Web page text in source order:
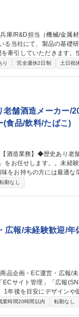
牽引していただきます
活かしながら協力し合います。
人気の釣具メーカー！
り 完全週休2日制 土日祝
舗酒造メーカー/
(食品/飲料/たばこ)
最適な環境です。 ・酒造業務（９
存の取引先へ） ＊酒造以
転勤なし
広報/未経験歓迎/
サイト管理」「広報
後を目安にデザインや販
ながら、新しい商品の
業時間20時間以内 転勤なし